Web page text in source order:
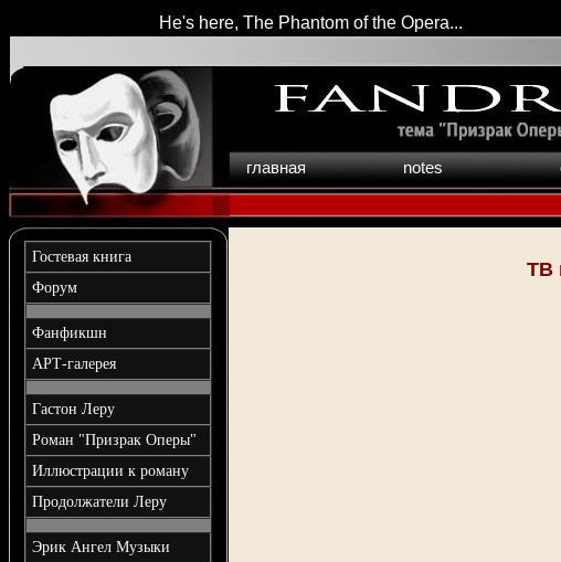
He's here, The Phantom of the Opera...
главная notes
Гостевая книга
Форум
Фанфикшн
АРТ-галерея
Гастон Леру
Роман "Призрак Оперы"
Иллюстрации к роману
Продолжатели Леру
Эрик Ангел Музыки
ТВ